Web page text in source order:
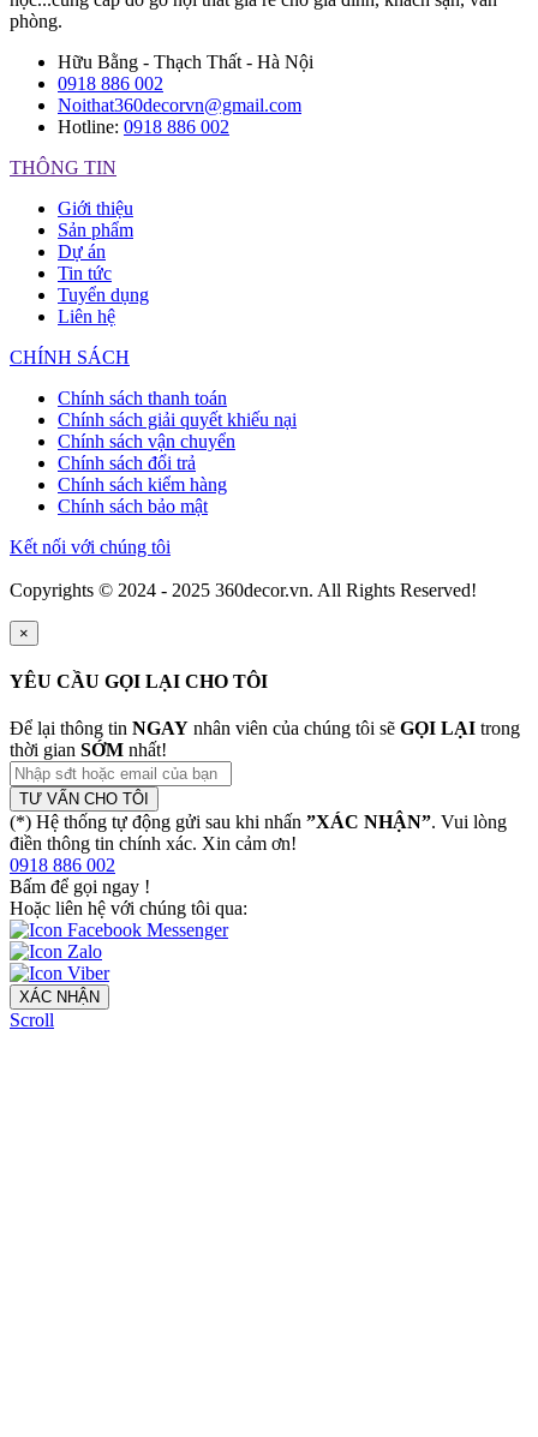
phòng.
Hữu Bằng - Thạch Thất - Hà Nội
0918 886 002
Noithat360decorvn@gmail.com
Hotline: 0918 886 002
THÔNG TIN
Giới thiệu
Sản phẩm
Dự án
Tin tức
Tuyển dụng
Liên hệ
CHÍNH SÁCH
Chính sách thanh toán
Chính sách giải quyết khiếu nại
Chính sách vận chuyển
Chính sách đổi trả
Chính sách kiểm hàng
Chính sách bảo mật
Kết nối với chúng tôi
Copyrights © 2024 - 2025 360decor.vn. All Rights Reserved!
×
YÊU CẦU GỌI LẠI CHO TÔI
Để lại thông tin NGAY nhân viên của chúng tôi sẽ GỌI LẠI trong
thời gian SỚM nhất!
TƯ VẤN CHO TÔI
(*) Hệ thống tự động gửi sau khi nhấn ”XÁC NHẬN”. Vui lòng
điền thông tin chính xác. Xin cảm ơn!
0918 886 002
Bấm để gọi ngay !
Hoặc liên hệ với chúng tôi qua:
XÁC NHẬN
Scroll